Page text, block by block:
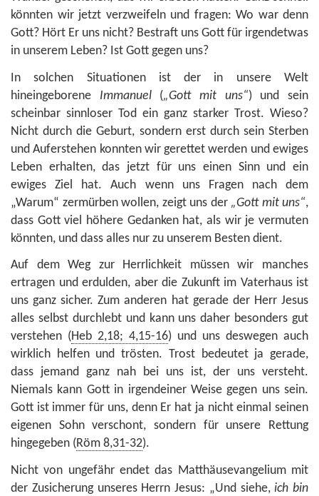
könnten wir jetzt verzweifeln und fragen: Wo war denn
Gott? Hört Er uns nicht? Bestraft uns Gott für irgendetwas
in unserem Leben? Ist Gott gegen uns?
In solchen Situationen ist der in unsere Welt
hineingeborene Immanuel(„Gott mit uns“) und sein
scheinbar sinnloser Tod ein ganz starker Trost. Wieso?
Nicht durch die Geburt, sondern erst durch sein Sterben
und Auferstehen konnten wir gerettet werden und ewiges
Leben erhalten, das jetzt für uns einen Sinn und ein
ewiges Ziel hat. Auch wenn uns Fragen nach dem
„Warum“ zermürben wollen, zeigt uns der „Gott mit uns“,
dass Gott viel höhere Gedanken hat, als wir je vermuten
könnten, und dass alles nur zu unserem Besten dient.
Auf dem Weg zur Herrlichkeit müssen wir manches
ertragen und erdulden, aber die Zukunft im Vaterhaus ist
uns ganz sicher. Zum anderen hat gerade der Herr Jesus
alles selbst durchlebt und kann uns daher besonders gut
verstehen (Heb 2,18; 4,15-16) und uns deswegen auch
wirklich helfen und trösten. Trost bedeutet ja gerade,
dass jemand ganz nah bei uns ist, der uns versteht.
Niemals kann Gott in irgendeiner Weise gegen uns sein.
Gott ist immer für uns, denn Er hat ja nicht einmal seinen
eigenen Sohn verschont, sondern für unsere Rettung
hingegeben (Röm 8,31-32).
Nicht von ungefähr endet das Matthäusevangelium mit
der Zusicherung unseres Herrn Jesus: „Und siehe,ich bin